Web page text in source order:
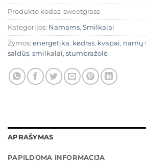
Produkto kodas: sweetgrass
Kategorijos: Namams, Smilkalai
Žymos: energetika, kedras, kvapai, namų
saldūs, smilkalai, stumbražolė
APRAŠYMAS
PAPILDOMA INFORMACIJA